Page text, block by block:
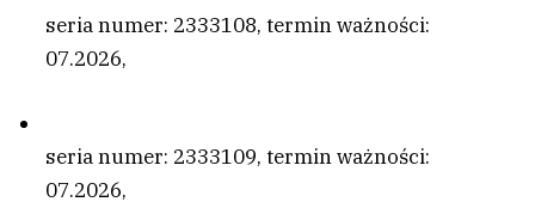
seria numer: 2333108, termin ważności:
07.2026,
seria numer: 2333109, termin ważności:
07.2026,